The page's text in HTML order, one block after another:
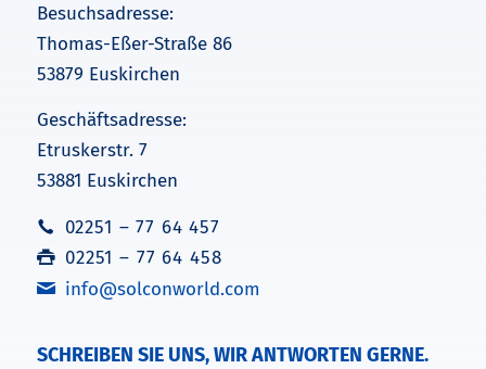
Besuchsadresse:
Thomas-Eßer-Straße 86
53879 Euskirchen
Geschäftsadresse:
Etruskerstr. 7
53881 Euskirchen
02251 – 77 64 457
02251 – 77 64 458
info@solconworld.com
SCHREIBEN SIE UNS, WIR ANTWORTEN GERNE.